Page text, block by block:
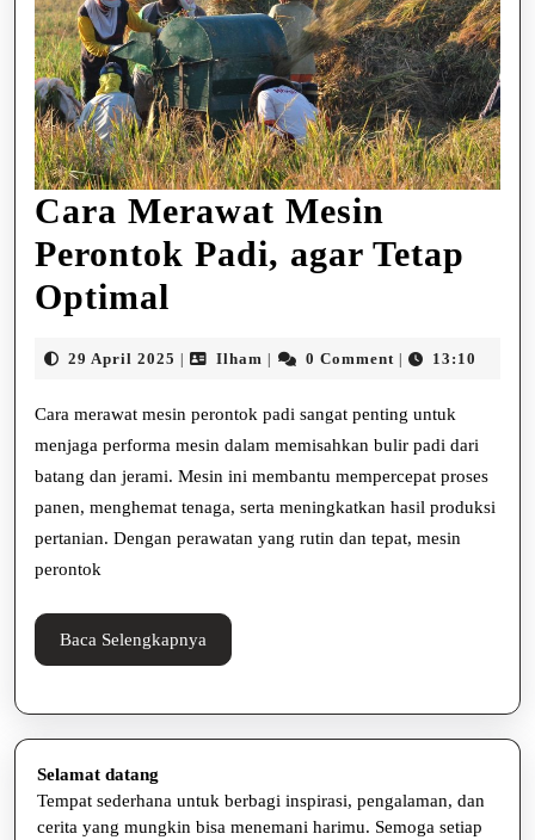
Cara Merawat Mesin
Perontok Padi, agar Tetap
Optimal
Mesin
Perontok
Padi,
agar
Tetap
29 April 2025 29
Ilham Ilham0 Comment 13:10
Cara merawat mesin perontok padi sangat penting untuk
menjaga performa mesin dalam memisahkan bulir padi dari
batang dan jerami. Mesin ini membantu mempercepat proses
panen, menghemat tenaga, serta meningkatkan hasil produksi
pertanian. Dengan perawatan yang rutin dan tepat, mesin
perontok
Baca Selengkapnya
Selengkapnya
Selamat datang
Tempat sederhana untuk berbagi inspirasi, pengalaman, dan
cerita yang mungkin bisa menemani harimu. Semoga setiap